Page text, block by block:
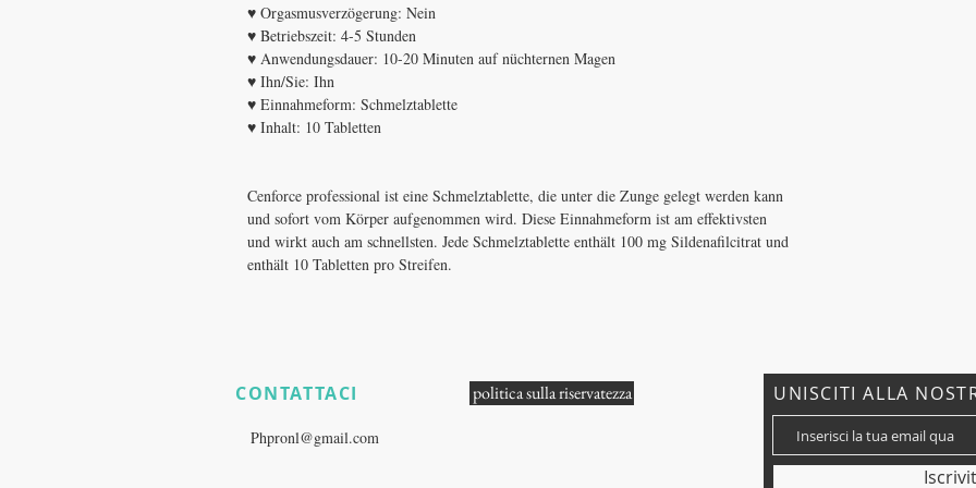
♥ Orgasmusverzögerung: Nein
♥ Betriebszeit: 4-5 Stunden
♥ Anwendungsdauer: 10-20 Minuten auf nüchternen Magen
♥ Ihn/Sie: Ihn
♥ Einnahmeform: Schmelztablette
♥ Inhalt: 10 Tabletten
Cenforce professional ist eine Schmelztablette, die unter die Zunge gelegt werden kann
und sofort vom Körper aufgenommen wird. Diese Einnahmeform ist am effektivsten
und wirkt auch am schnellsten. Jede Schmelztablette enthält 100 mg Sildenafilcitrat und
enthält 10 Tabletten pro Streifen.
CONTATTACI
Phpronl@gmail.com
UNISCITI ALLA
politica sulla riservatezza